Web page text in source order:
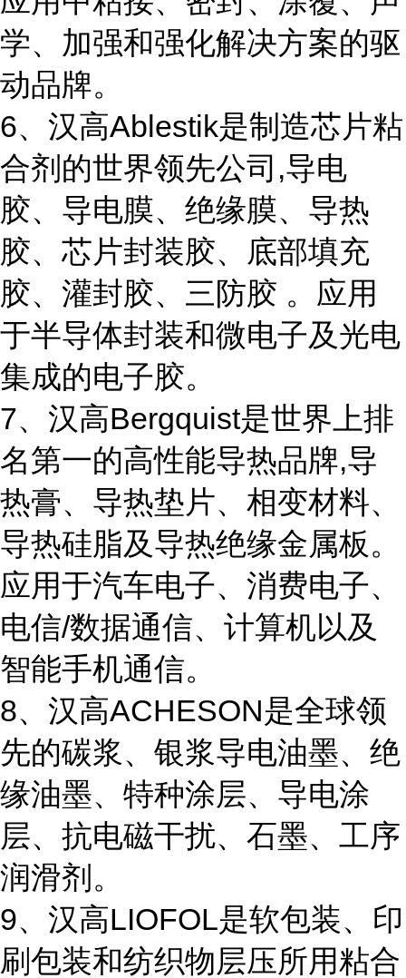
学、加强和强化解决方案的驱
动品牌。
6、汉高Ablestik是制造芯片粘
合剂的世界领先公司,导电
胶、导电膜、绝缘膜、导热
胶、芯片封装胶、底部填充
胶、灌封胶、三防胶 。应用
于半导体封装和微电子及光电
集成的电子胶。
7、汉高Bergquist是世界上排
名第一的高性能导热品牌,导
热膏、导热垫片、相变材料、
导热硅脂及导热绝缘金属板。
应用于汽车电子、消费电子、
电信/数据通信、计算机以及
智能手机通信。
8、汉高ACHESON是全球领
先的碳浆、银浆导电油墨、绝
缘油墨、特种涂层、导电涂
层、抗电磁干扰、石墨、工序
润滑剂。
9、汉高LIOFOL是软包装、印
刷包装和纺织物层压所用粘合